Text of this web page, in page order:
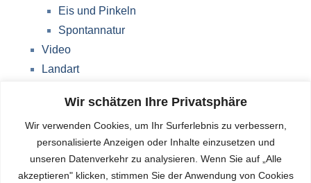
Wir schätzen Ihre Privatsphäre
Wir verwenden Cookies, um Ihr Surferlebnis zu verbessern,
personalisierte Anzeigen oder Inhalte einzusetzen und
unseren Datenverkehr zu analysieren. Wenn Sie auf „Alle
akzeptieren" klicken, stimmen Sie der Anwendung von Cookies
Eis und Pinkeln
Spontannatur
Video
Landart
Über mich
Impressum
Datenschutzerklärung
Blog